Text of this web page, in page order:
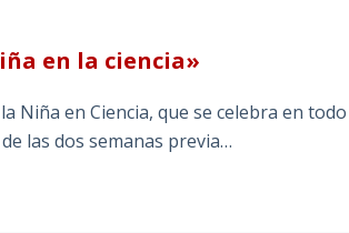
en la ciencia»
Niña en Ciencia, que se celebra en todo
las dos semanas previa…